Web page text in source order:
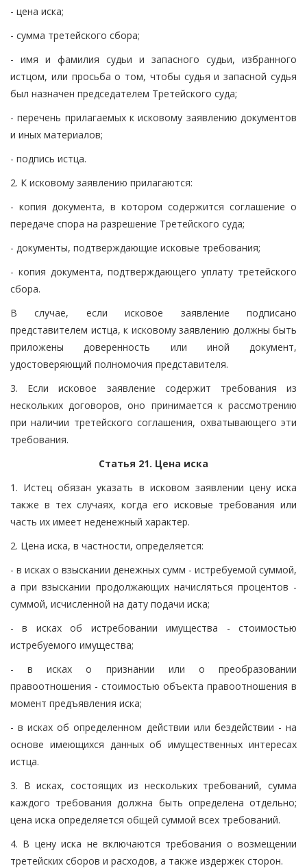
- цена иска;
- сумма третейского сбора;
- имя и фамилия судьи и запасного судьи, избранного
истцом, или просьба о том, чтобы судья и запасной судья
был назначен председателем Третейского суда;
- перечень прилагаемых к исковому заявлению документов
и иных материалов;
- подпись истца.
2. К исковому заявлению прилагаются:
- копия документа, в котором содержится соглашение о
передаче спора на разрешение Третейского суда;
- документы, подтверждающие исковые требования;
- копия документа, подтверждающего уплату третейского
сбора.
В случае, если исковое заявление подписано
представителем истца, к исковому заявлению должны быть
приложены доверенность или иной документ,
удостоверяющий полномочия представителя.
3. Если исковое заявление содержит требования из
нескольких договоров, оно принимается к рассмотрению
при наличии третейского соглашения, охватывающего эти
требования.
Статья 21. Цена иска
1. Истец обязан указать в исковом заявлении цену иска
также в тех случаях, когда его исковые требования или
часть их имеет неденежный характер.
2. Цена иска, в частности, определяется:
- в исках о взыскании денежных сумм - истребуемой суммой,
а при взыскании продолжающих начисляться процентов -
суммой, исчисленной на дату подачи иска;
- в исках об истребовании имущества - стоимостью
истребуемого имущества;
- в исках о признании или о преобразовании
правоотношения - стоимостью объекта правоотношения в
момент предъявления иска;
- в исках об определенном действии или бездействии - на
основе имеющихся данных об имущественных интересах
истца.
3. В исках, состоящих из нескольких требований, сумма
каждого требования должна быть определена отдельно;
цена иска определяется общей суммой всех требований.
4. В цену иска не включаются требования о возмещении
третейских сборов и расходов, а также издержек сторон.